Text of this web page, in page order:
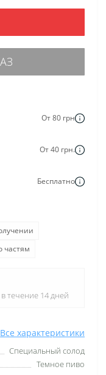
Все характеристики
Специальный солод
Темное пиво
От 80 грн
От 40 грн.
Бесплатно
частям
течение 14 дней